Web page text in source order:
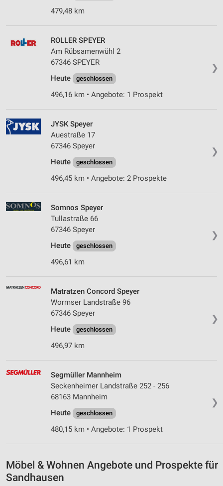
479,48 km
❯
ROLLER SPEYER
Am Rübsamenwühl 2
67346 SPEYER
Heute
geschlossen
496,16 km • Angebote: 1 Prospekt
❯
JYSK Speyer
Auestraße 17
67346 Speyer
Heute
geschlossen
496,45 km • Angebote: 2 Prospekte
❯
Somnos Speyer
Tullastraße 66
67346 Speyer
Heute
geschlossen
496,61 km
❯
Matratzen Concord Speyer
Wormser Landstraße 96
67346 Speyer
Heute
geschlossen
496,97 km
❯
Segmüller Mannheim
Seckenheimer Landstraße 252 - 256
68163 Mannheim
Heute
geschlossen
480,15 km • Angebote: 1 Prospekt
Möbel & Wohnen Angebote und Prospekte für
Sandhausen